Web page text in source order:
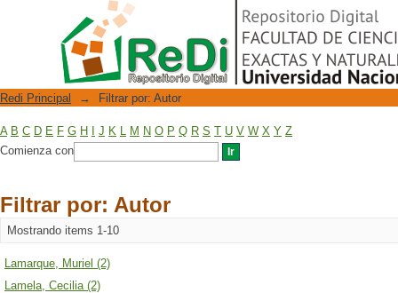
Filtrar por: Autor
Repositorio Digital
Redi Principal → Filtrar por: Autor
A B C D E F G H J K L M N O P Q R S T U V W X Y Z
Comienza con
Filtrar por: Autor
Mostrando items 1-10
Lamarque, Muriel (2)
Lamela, Cecilia (2)